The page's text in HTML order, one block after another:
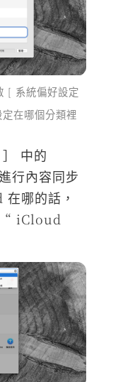
[ 系統偏好設定
在哪個分類裡
中的
行內容同步
哪的話，
“ iCloud